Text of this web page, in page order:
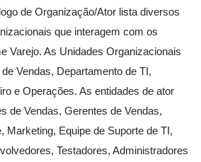
de Organização/Ator lista diversos
que interagem com os
Varejo. As Unidades Organizacionais
Vendas, Departamento de TI,
e Operações. As entidades de ator
de Vendas, Gerentes de Vendas,
Marketing, Equipe de Suporte de TI,
Testadores, Administradores